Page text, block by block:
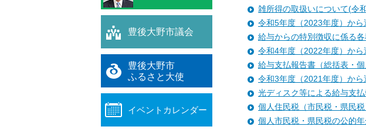
雑所得の取扱いについて(令
令和5年度（2023年度）か
給与からの特別徴収に係る
令和4年度（2022年度）か
給与支払報告書（総括表・
令和3年度（2021年度）か
光ディスク等による給与支
個人住民税（市民税・県民
個人市民税・県民税の公的
豊後大野市議会
豊後大野市
ふるさと大使
イベントカレンダー